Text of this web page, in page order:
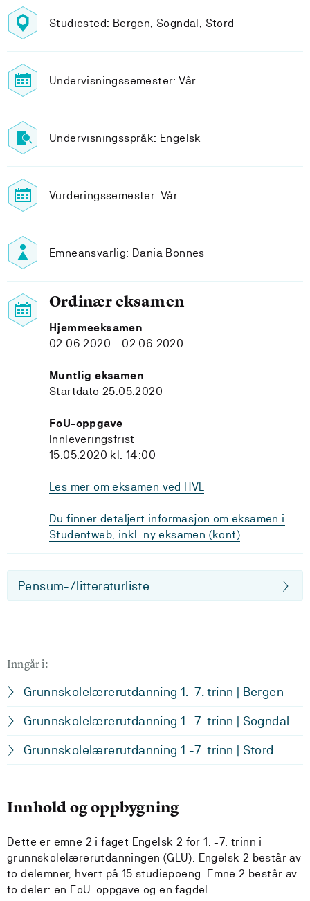
Studiested: Bergen, Sogndal, Stord
Undervisningssemester: Vår
Undervisningsspråk: Engelsk
Vurderingssemester: Vår
Emneansvarlig: Dania Bonnes
Ordinær eksamen
Hjemmeeksamen
02.06.2020 - 02.06.2020
Muntlig eksamen
Startdato 25.05.2020
FoU-oppgave
Innleveringsfrist
15.05.2020 kl. 14:00
Les mer om eksamen ved HVL
Du finner detaljert informasjon om eksamen i
Studentweb, inkl. ny eksamen (kont)
Pensum-/litteraturliste
Inngår i:
Grunnskolelærerutdanning 1.-7. trinn | Bergen
Grunnskolelærerutdanning 1.-7. trinn | Sogndal
Grunnskolelærerutdanning 1.-7. trinn | Stord
Innhold og oppbygning
Dette er emne 2 i faget Engelsk 2 for 1. -7. trinn i
grunnskolelærerutdanningen (GLU). Engelsk 2 består av
to delemner, hvert på 15 studiepoeng. Emne 2 består av
to deler: en FoU-oppgave og en fagdel.